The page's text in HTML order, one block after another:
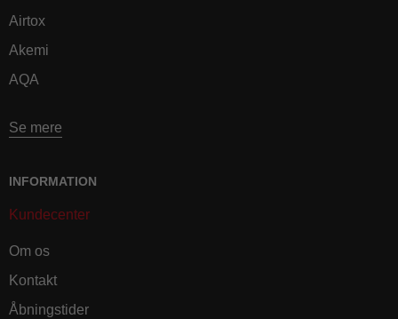
Airtox
Akemi
AQA
Se mere
INFORMATION
Kundecenter
Om os
Kontakt
Åbningstider